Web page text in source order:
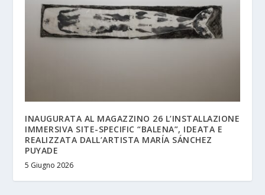
INAUGURATA AL MAGAZZINO 26 L’INSTALLAZIONE
IMMERSIVA SITE-SPECIFIC “BALENA”, IDEATA E
REALIZZATA DALL’ARTISTA MARÍA SÁNCHEZ
PUYADE
5 Giugno 2026